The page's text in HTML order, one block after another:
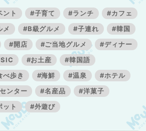
ント #子育て #ランチ
#カフェ
メ #B級グルメ #子連れ
#韓国
#開店 #ご当地グルメ
#ディナー
#お土産
#韓国語
べ歩き #海鮮 #温泉
#ホテル
ンター
#名産品
#洋菓子
ット #外遊び